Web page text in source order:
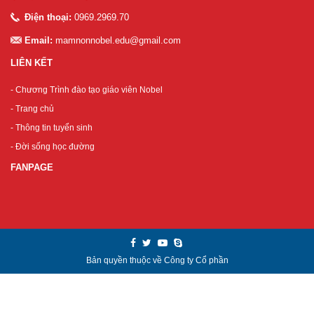
Điện thoại: 0969.2969.70
Email: mamnonnobel.edu@gmail.com
LIÊN KẾT
- Chương Trình đào tạo giáo viên Nobel
- Trang chủ
- Thông tin tuyển sinh
- Đời sống học đường
FANPAGE
Bản quyền thuộc về Công ty Cổ phần